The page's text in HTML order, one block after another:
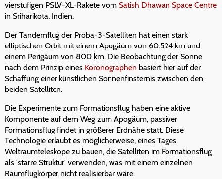
vierstufigen PSLV-XL-Rakete vom Satish Dhawan Space Centre
in Sriharikota, Indien.
Der Tandemflug der Proba-3-Satelliten hat einen stark
elliptischen Orbit mit einem Apogäum von 60.524 km und
einem Perigäum von 800 km. Die Beobachtung der Sonne
nach dem Prinzip eines Koronographen basiert hier auf der
Schaffung einer künstlichen Sonnenfinsternis zwischen den
beiden Satelliten.
Die Experimente zum Formationsflug haben eine aktive
Komponente auf dem Weg zum Apogäum, passiver
Formationsflug findet in größerer Erdnähe statt. Diese
Technologie erlaubt es möglicherweise, eines Tages
Weltraumteleskope zu bauen, die Satelliten im Formationsflug
als 'starre Struktur' verwenden, was mit einem einzelnen
Raumflugkörper nicht realisierbar wäre.